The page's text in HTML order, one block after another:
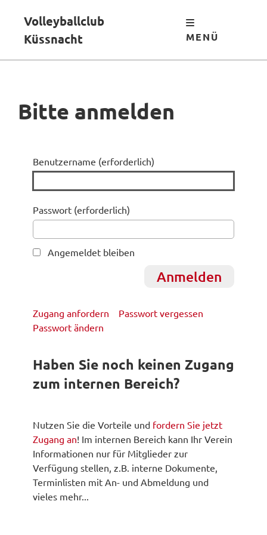
Volleyballclub
Küssnacht
MENÜ
Bitte anmelden
Benutzername (erforderlich)
Passwort (erforderlich)
Angemeldet bleiben
Zugang anfordern
Passwort vergessen
Passwort ändern
Haben Sie noch keinen Zugang
zum internen Bereich?
Nutzen Sie die Vorteile und fordern Sie jetzt
Zugang an! Im internen Bereich kann Ihr Verein
Informationen nur für Mitglieder zur
Verfügung stellen, z.B. interne Dokumente,
Terminlisten mit An- und Abmeldung und
vieles mehr...